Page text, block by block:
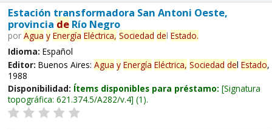
Estación transformadora San Antoni Oeste,
provincia deRío Negro
por Agua y Energía Eléctrica, Sociedad del Estado.
Idioma: Español
Editor: Buenos Aires: Agua y Energía Eléctrica, Sociedad del Estado,
1988
Disponibilidad: Ítems disponibles para préstamo: Signatura
topográfica: 621.374.5/A282/v.4 (1).